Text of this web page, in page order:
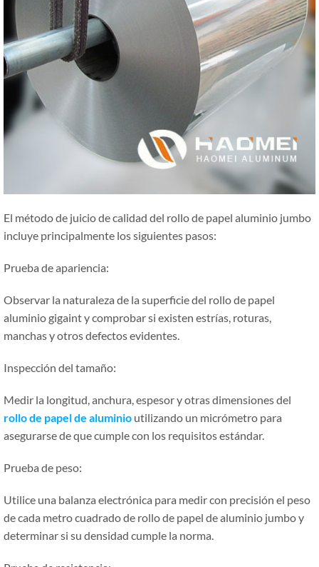
El método de juicio de calidad del rollo de papel aluminio jumbo
incluye principalmente los siguientes pasos:
Prueba de apariencia:
Observar la naturaleza de la superficie del rollo de papel
aluminio gigaint y comprobar si existen estrías, roturas,
manchas y otros defectos evidentes.
Inspección del tamaño:
Medir la longitud, anchura, espesor y otras dimensiones del
rollo de papel de aluminio utilizando un micrómetro para
asegurarse de que cumple con los requisitos estándar.
Prueba de peso:
Utilice una balanza electrónica para medir con precisión el peso
de cada metro cuadrado de rollo de papel de aluminio jumbo y
determinar si su densidad cumple la norma.